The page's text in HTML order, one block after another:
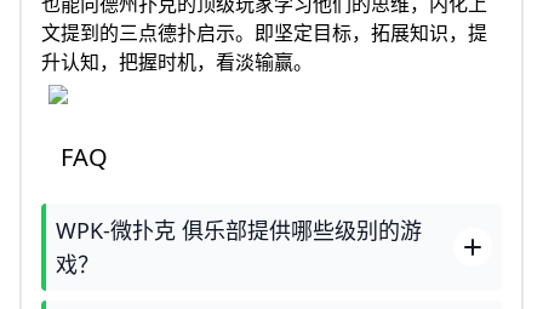
文提到的三点德扑启示。即坚定目标，拓展知识，提
升认知，把握时机，看淡输赢。
FAQ
WPK-微扑克 俱乐部提供哪些级别的游
戏？